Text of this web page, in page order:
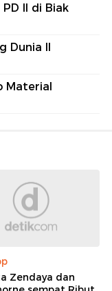
II di Biak
Dunia II
Material
Zendaya dan